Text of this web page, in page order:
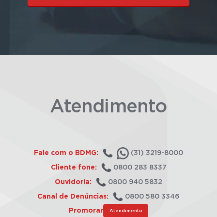
Atendimento
Fale com o BDMG: (31) 3219-8000
Cliente fone: 0800 283 8337
Ouvidoria: 0800 940 5832
Canal de Denúncias: 0800 580 3346
Promorar Atendimento